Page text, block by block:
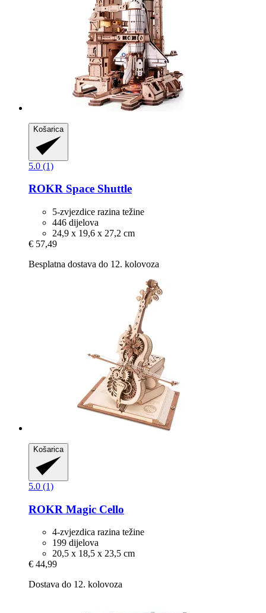
Košarica
5.0 (1)
ROKR Space Shuttle
5-zvjezdice razina težine
446 dijelova
24,9 x 19,6 x 27,2 cm
€ 57,49
Besplatna dostava do 12. kolovoza
Košarica
5.0 (1)
ROKR Magic Cello
4-zvjezdica razina težine
199 dijelova
20,5 x 18,5 x 23,5 cm
€ 44,99
Dostava do 12. kolovoza